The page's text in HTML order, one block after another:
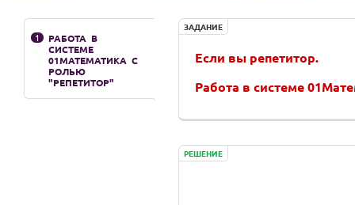
1
РАБОТА В
СИСТЕМЕ
01МАТЕМАТИКА С
РОЛЬЮ
"РЕПЕТИТОР"
ЗАДАНИЕ
Если вы репетитор.
Работа в системе
РЕШЕНИЕ